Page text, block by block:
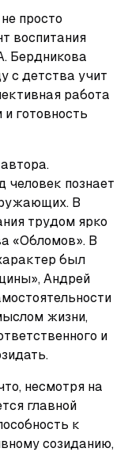
просто
воспитания
Бердникова
с детства учит
работа
готовность
человек познает
В
трудом ярко
«Обломов». В
был
Андрей
жизни,
и
несмотря на
главной
к
созиданию,